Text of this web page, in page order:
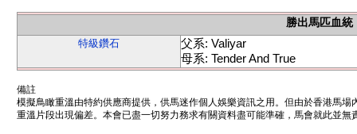
勝出馬匹血統
特級鑽石
父系: Valiyar
母系: Tender And True
備註
模擬鳥瞰重溫由特約供應商提供，供馬迷作個人娛樂資訊之用。但由於香港馬
重溫片段出現偏差。本會已盡一切努力務求有關資料盡可能準確，馬會就此並